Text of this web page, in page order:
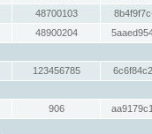
48700103
48900204
123456785
906